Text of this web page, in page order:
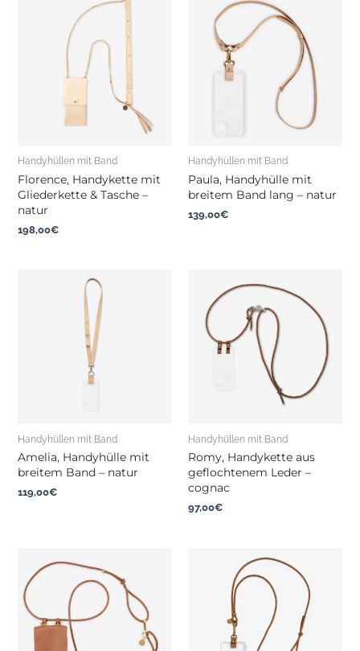
Handyhüllen mit Band
Florence, Handykette mit
Gliederkette & Tasche –
natur
198,00€
Handyhüllen mit Band
Paula, Handyhülle mit
breitem Band lang – natur
139,00€
Handyhüllen mit Band
Amelia, Handyhülle mit
breitem Band – natur
119,00€
Handyhüllen mit Band
Romy, Handykette aus
geflochtenem Leder –
cognac
97,00€